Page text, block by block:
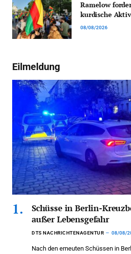
Ramelow
kurdische
08/08/2026
Eilmeldung
Schüsse in Berlin-
außer Lebensgefahr
DTS NACHRICHTENAGENTUR 08/08/
Nach den erneuten Schüssen in